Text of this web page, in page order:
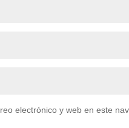
electrónico y web en este